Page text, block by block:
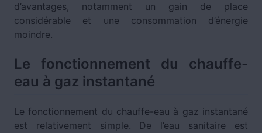
d’avantages, notamment un gain de place
considérable et une consommation d’énergie
moindre.
Le fonctionnement du chauffe-
eau à gaz instantané
Le fonctionnement du chauffe-eau à gaz instantané
est relativement simple. De l’eau sanitaire est